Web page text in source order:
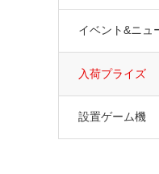
イベント&ニュ
入荷プライズ
設置ゲーム機